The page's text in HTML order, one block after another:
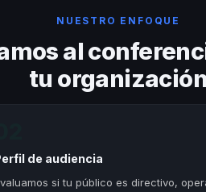
NUESTRO ENFOQUE
al
tu organización
de audiencia
si tu público es directivo,